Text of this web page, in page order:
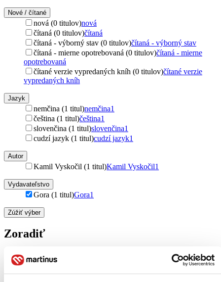
Nové / čítané
nová (0 titulov)nová
čítaná (0 titulov)čítaná
čítaná - výborný stav (0 titulov)čítaná - výborný stav
čítaná - mierne opotrebovaná (0 titulov)čítaná - mierne
opotrebovaná
čítané verzie vypredaných kníh (0 titulov)čítané verzie
vypredaných kníh
Jazyk
nemčina (1 titul)nemčina1
čeština (1 titul)čeština1
slovenčina (1 titul)slovenčina1
cudzí jazyk (1 titul)cudzí jazyk1
Autor
Kamil Vyskočil (1 titul)Kamil Vyskočil1
Vydavateľstvo
Gora (1 titul)Gora1
Zúžiť výber
Zoradiť